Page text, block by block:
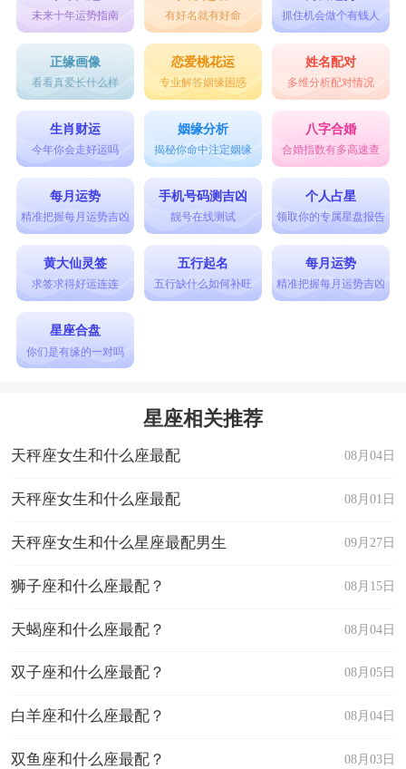
未来十年运势指南 有好名就有好命 抓住机会做个有钱人
正缘画像
看看真爱长什么样
恋爱桃花运
专业解答姻缘困惑
姓名配对
多维分析配对情况
生肖财运
今年你会走好运吗
姻缘分析
揭秘你命中注定姻缘
八字合婚
合婚指数有多高速查
每月运势
精准把握每月运势吉凶
手机号码测吉凶
靓号在线测试
个人占星
领取你的专属星盘报告
黄大仙灵签
求签求得好运连连
五行起名
五行缺什么如何补旺
每月运势
精准把握每月运势吉凶
星座合盘
你们是有缘的一对吗
星座相关推荐
08月04日
天秤座女生和什么座最配
08月01日
天秤座女生和什么座最配
09月27日
天秤座女生和什么星座最配男生
08月15日
狮子座和什么座最配？
08月04日
天蝎座和什么座最配？
08月05日
双子座和什么座最配？
08月04日
白羊座和什么座最配？
08月03日
双鱼座和什么座最配？